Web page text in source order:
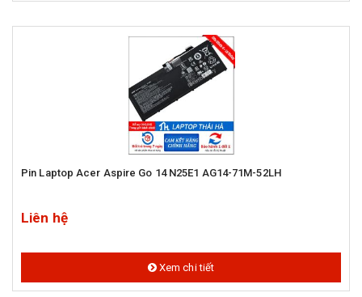
Pin Laptop Acer Aspire Go 14 N25E1 AG14-71M-52LH
Liên hệ
Xem chi tiết